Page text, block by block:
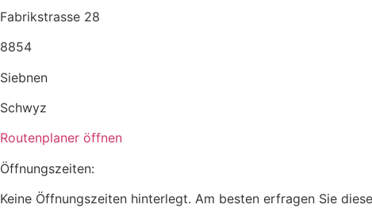
Fabrikstrasse 28
8854
Siebnen
Schwyz
Routenplaner öffnen
Öffnungszeiten:
Keine Öffnungszeiten hinterlegt. Am besten erfragen Sie